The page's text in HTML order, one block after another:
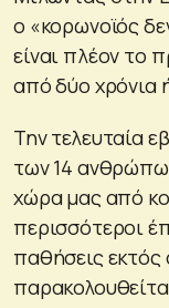
ο «κορωνοϊός
είναι πλέον το
από δύο χρόνια
Την τελευταία
των 14
χώρα μας από
περισσότεροι
παθήσεις